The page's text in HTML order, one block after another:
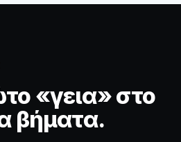
«γεια» στο
βήματα.